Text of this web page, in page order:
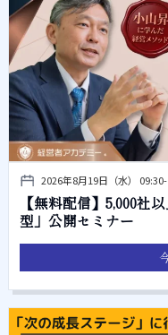
2026年8月19日（水）
【無料配信】5,000社
型」公開セミナー